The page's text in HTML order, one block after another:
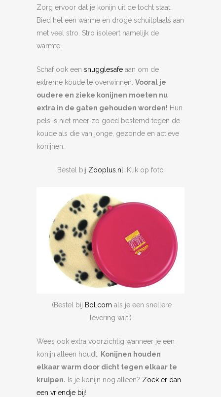
Zorg ervoor dat je konijn uit de tocht staat.
Bied het een warme en droge schuilplaats aan
met veel stro. Stro isoleert namelijk de
warmte.
Schaf ook een snugglesafe aan om de
extreme koude te overwinnen. Vooral je
oudere en zieke konijnen moeten nu
extra in de gaten gehouden worden! Hun
pels is niet meer zo goed bestemd tegen de
koude als die van jonge, gezonde en actieve
konijnen.
Bestel bij Zooplus.nl: Klik op foto
(Bestel bij Bol.com als je een snellere
levering wilt.)
Wees ook extra voorzichtig wanneer je een
konijn alleen houdt. Konijnen houden
elkaar warm door dicht tegen elkaar te
kruipen. Is je konijn nog alleen? Zoek er dan
een vriendje bij!